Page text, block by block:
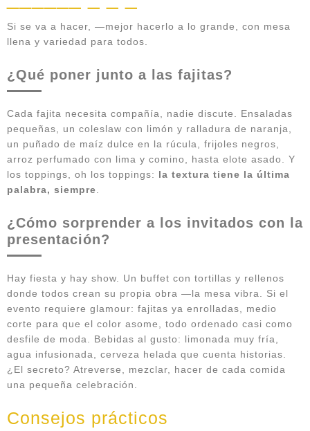
Si se va a hacer, —mejor hacerlo a lo grande, con mesa
llena y variedad para todos.
¿Qué poner junto a las fajitas?
Cada fajita necesita compañía, nadie discute. Ensaladas
pequeñas, un coleslaw con limón y ralladura de naranja,
un puñado de maíz dulce en la rúcula, frijoles negros,
arroz perfumado con lima y comino, hasta elote asado. Y
los toppings, oh los toppings: la textura tiene la última
palabra, siempre
¿Cómo sorprender a los invitados con la
presentación?
Hay fiesta y hay show. Un buffet con tortillas y rellenos
donde todos crean su propia obra —la mesa vibra. Si el
evento requiere glamour: fajitas ya enrolladas, medio
corte para que el color asome, todo ordenado casi como
desfile de moda. Bebidas al gusto: limonada muy fría,
agua infusionada, cerveza helada que cuenta historias.
¿El secreto? Atreverse, mezclar, hacer de cada comida
una pequeña celebración.
Consejos prácticos